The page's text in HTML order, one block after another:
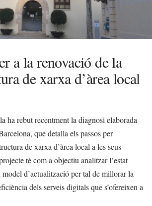
a la renovació de la
de xarxa d’àrea local
ha rebut recentment la diagnosi elaborada
que detalla els passos per
de xarxa d’àrea local a les seus
té com a objectiu analitzar l’estat
d’actualització per tal de millorar la
dels serveis digitals que s’ofereixen a